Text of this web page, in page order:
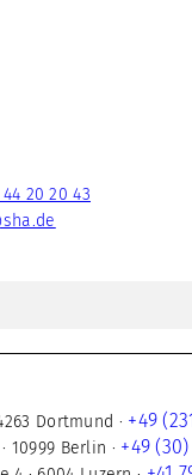
20 20 43
Dortmund · +49
· 10999 Berlin · +49